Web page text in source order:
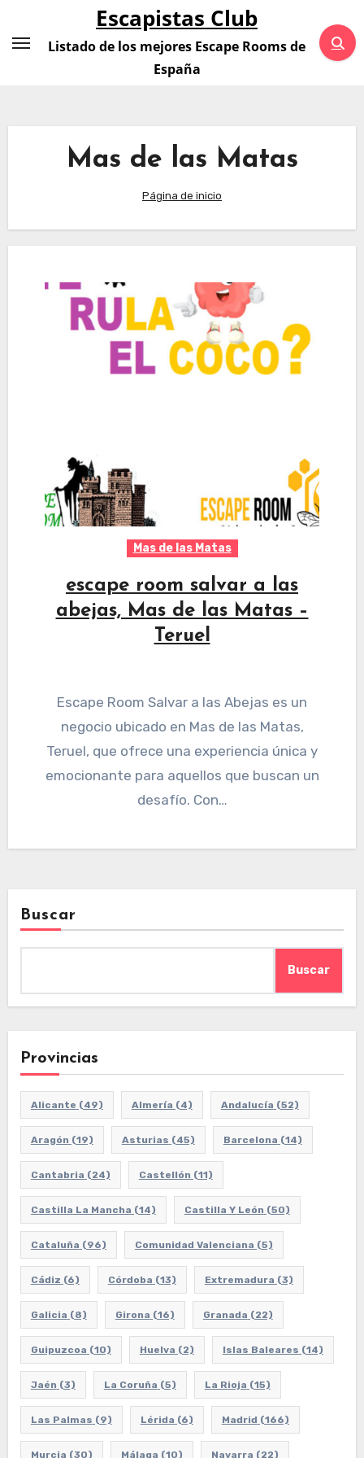
contenido
Escapistas Club
Listado de los mejores Escape Rooms de
España
Mas de las Matas
Página de inicio
Mas de las Matas
escape room salvar a las
abejas, Mas de las Matas –
Teruel
Escape Room Salvar a las Abejas es un
negocio ubicado en Mas de las Matas,
Teruel, que ofrece una experiencia única y
emocionante para aquellos que buscan un
desafío. Con…
Buscar
Buscar
Provincias
Alicante (49) Almería (4) Andalucía (52)
Aragón (19) Asturias (45) Barcelona (14)
Cantabria (24) Castellón (11)
Castilla La Mancha (14) Castilla Y León (50)
Cataluña (96) Comunidad Valenciana (5)
Cádiz (6) Córdoba (13) Extremadura (3)
Galicia (8) Girona (16) Granada (22)
Guipuzcoa (10) Huelva (2) Islas Baleares (14)
Jaén (3) La Coruña (5) La Rioja (15)
Las Palmas (9) Lérida (6) Madrid (166)
Murcia (30) Málaga (10) Navarra (22)